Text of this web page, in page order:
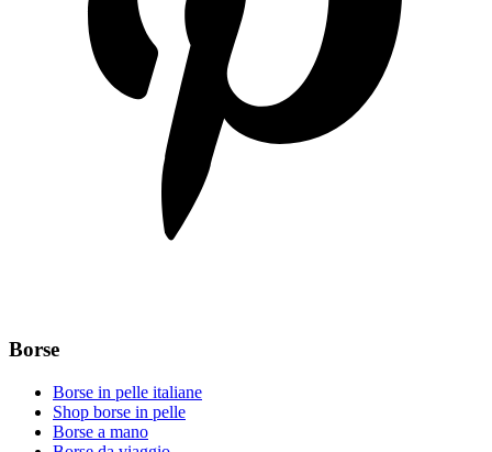
Borse
Borse in pelle italiane
Shop borse in pelle
Borse a mano